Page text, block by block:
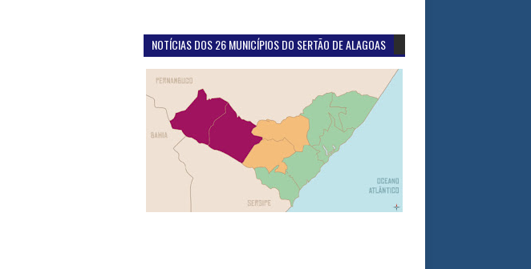
NOTÍCIAS DOS 26 MUNICÍPIOS DO SERTÃO DE ALAGOAS